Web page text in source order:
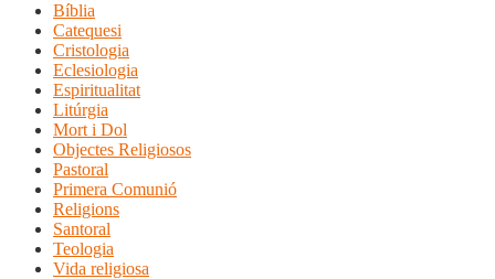
Bíblia
Catequesi
Cristologia
Eclesiologia
Espiritualitat
Litúrgia
Mort i Dol
Objectes Religiosos
Pastoral
Primera Comunió
Religions
Santoral
Teologia
Vida religiosa